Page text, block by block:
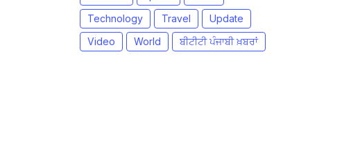
Technology
Travel
Update
Video
World ਬੀਟੀਟੀ ਪੰਜਾਬੀ ਖ਼ਬਰਾਂ